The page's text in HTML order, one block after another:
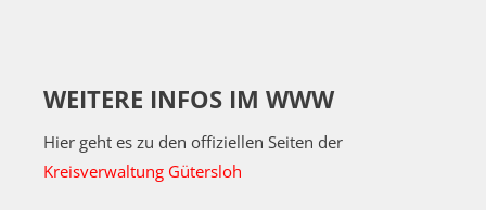
WEITERE INFOS IM WWW
Hier geht es zu den offiziellen Seiten der
Kreisverwaltung Gütersloh